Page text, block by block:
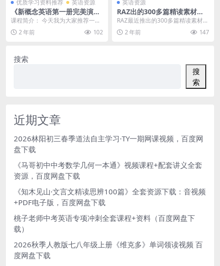
优质学习资料推荐 英语资源
《新概念英语第一册完美演
练》同步练习精讲73节视频课
程(资源合计11.19GB）百度网
盘下载
课程简介： 今天我为大家推荐一套
非常适合与新概念教材搭配使用的
练习册，《新概念英...
2 年前 102
英语资源
RAZ出的300多篇精读素材，
还配答案和解析，让孩子阅读
能力一路飙升！
RAZ最近推出的300多篇精读素材，
是专为提高孩子们的阅读能力而设
计的。这些素材...
2 年前 147
搜索
搜
索
近期文章
2026林阳初三春季道法自主学习·TY一期网课视频，百度网
盘下载
《马哥初中中考数学几何一本通》视频课程+配套讲义全套
资源，百度网盘下载
《知木见山·文言文精读思辨100篇》全套资源下载：音视频
+PDF电子版，百度网盘下载
桃子老师中考英语专项冲刺全套课程+资料（百度网盘下
载）
2026秋季人教版七八年级上册《维克多》单词领读视频 百
度网盘下载